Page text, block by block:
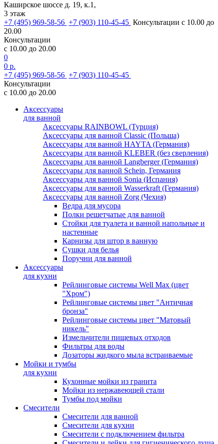
Каширское шоссе д. 19, к.1,
3 этаж
+7 (495) 969-58-56 +7 (903) 110-45-45 Консультации с 10.00 до
20.00
Консультации
с 10.00 до 20.00
0
0 р.
+7 (495) 969-58-56 +7 (903) 110-45-45
Консультации
с 10.00 до 20.00
Аксессуары
для ванной
Аксессуары RAINBOWL (Турция)
Аксессуары для ванной Classic (Польша)
Аксессуары для ванной HAYTA (Германия)
Аксессуары для ванной KLEBER (без сверления)
Аксессуары для ванной Langberger (Германия)
Аксессуары для ванной Schein, Германия
Аксессуары для ванной Sonia (Испания)
Аксессуары для ванной Wasserkraft (Германия)
Аксессуары для ванной Zorg (Чехия)
Ведра для мусора
Полки решетчатые для ванной
Стойки для туалета и ванной напольные и
настенные
Карнизы для штор в ванную
Сушки для белья
Поручни для ванной
Аксессуары
для кухни
Рейлинговые системы Well Max (цвет
"Хром")
Рейлинговые системы цвет "Античная
бронза"
Рейлинговые системы цвет "Матовый
никель"
Измельчители пищевых отходов
Фильтры для воды
Дозаторы жидкого мыла встраиваемые
Мойки и тумбы
для кухни
Кухонные мойки из гранита
Мойки из нержавеющей стали
Тумбы под мойки
Смесители
Смесители для ванной
Смесители для кухни
Смесители с подключением фильтра